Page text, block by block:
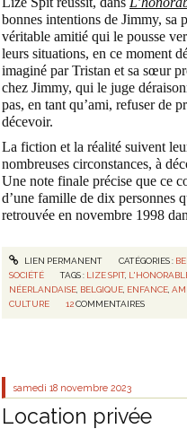
bonnes intentions de Jimmy, sa
véritable amitié qui le pousse
leurs situations, en ce moment
imaginé par Tristan et sa sœur
chez Jimmy, qui le juge
pas, en tant qu’ami, refuser de
décevoir.
La fiction et la réalité suivent
nombreuses circonstances, à
Une note finale précise que ce
d’une famille de dix personnes
retrouvée en novembre 1998
LIEN PERMANENT CATÉGORIES :
SOCIÉTÉ
TAGS : LIZE SPIT,
NÉERLANDAISE BELGIQUE ENFANCE ,
CULTURE
12 COMMENTAIRES
samedi 18 novembre 2023
Location privée